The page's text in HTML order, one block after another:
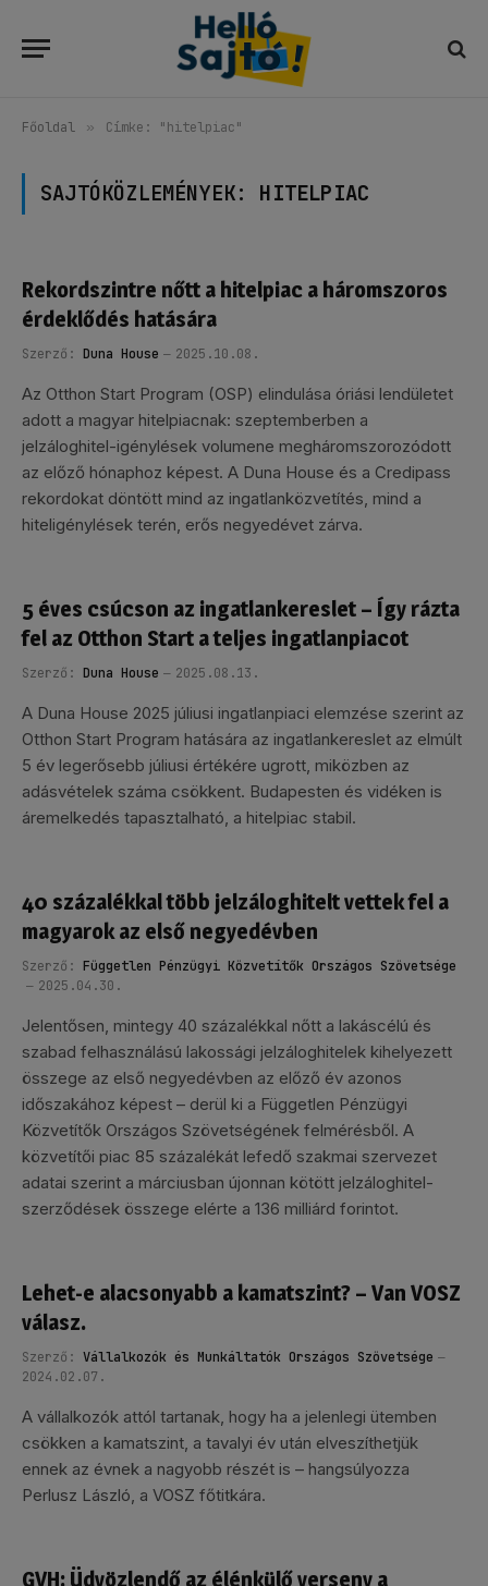
Főoldal » Címke: "hitelpiac"
SAJTÓKÖZLEMÉNYEK: HITELPIAC
Rekordszintre nőtt a hitelpiac a háromszoros
érdeklődés hatására
Szerző: Duna House 2025.10.08.
Az Otthon Start Program (OSP) elindulása óriási lendületet
adott a magyar hitelpiacnak: szeptemberben a
jelzáloghitel-igénylések volumene megháromszorozódott
az előző hónaphoz képest. A Duna House és a Credipass
rekordokat döntött mind az ingatlanközvetítés, mind a
hiteligénylések terén, erős negyedévet zárva.
5 éves csúcson az ingatlankereslet – Így rázta
fel az Otthon Start a teljes ingatlanpiacot
Szerző: Duna House 2025.08.13.
A Duna House 2025 júliusi ingatlanpiaci elemzése szerint az
Otthon Start Program hatására az ingatlankereslet az elmúlt
5 év legerősebb júliusi értékére ugrott, miközben az
adásvételek száma csökkent. Budapesten és vidéken is
áremelkedés tapasztalható, a hitelpiac stabil.
40 százalékkal több jelzáloghitelt vettek fel a
magyarok az első negyedévben
Szerző: Független Pénzügyi Közvetítők Országos Szövetsége
2025.04.30.
Jelentősen, mintegy 40 százalékkal nőtt a lakáscélú és
szabad felhasználású lakossági jelzáloghitelek kihelyezett
összege az első negyedévben az előző év azonos
időszakához képest – derül ki a Független Pénzügyi
Közvetítők Országos Szövetségének felmérésből. A
közvetítői piac 85 százalékát lefedő szakmai szervezet
adatai szerint a márciusban újonnan kötött jelzáloghitel-
szerződések összege elérte a 136 milliárd forintot.
Lehet-e alacsonyabb a kamatszint? – Van VOSZ
válasz.
Szerző: Vállalkozók és Munkáltatók Országos Szövetsége
2024.02.07.
A vállalkozók attól tartanak, hogy ha a jelenlegi ütemben
csökken a kamatszint, a tavalyi év után elveszíthetjük
ennek az évnek a nagyobb részét is – hangsúlyozza
Perlusz László, a VOSZ főtitkára.
GVH: Üdvözlendő az élénkülő verseny a